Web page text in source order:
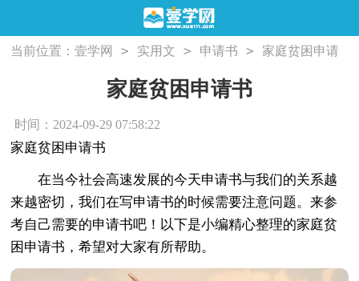
当前位置：壹学网 > 实用文 > 申请书 >
家庭贫困申请
家庭贫困申请书
时间：2024-09-29 07:58:22
家庭贫困申请书
在当今社会高速发展的今天申请书与我们的关系越
来越密切，我们在写申请书的时候需要注意问题。来参
考自己需要的申请书吧！以下是小编精心整理的家庭贫
困申请书，希望对大家有所帮助。